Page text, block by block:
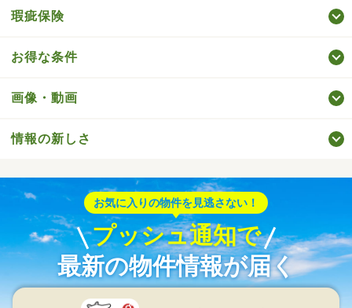
瑕疵保険
お得な条件
画像・動画
情報の新しさ
お気に入りの物件を見逃さない！
プッシュ通知で
最新の物件情報が届く